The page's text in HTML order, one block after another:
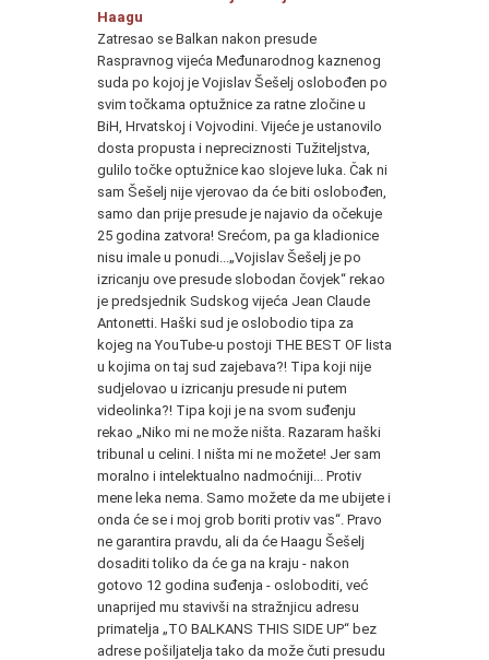
Haagu
Zatresao se Balkan nakon presude
Raspravnog vijeća Međunarodnog kaznenog
suda po kojoj je Vojislav Šešelj oslobođen po
svim točkama optužnice za ratne zločine u
BiH, Hrvatskoj i Vojvodini. Vijeće je ustanovilo
dosta propusta i nepreciznosti Tužiteljstva,
gulilo točke optužnice kao slojeve luka. Čak ni
sam Šešelj nije vjerovao da će biti oslobođen,
samo dan prije presude je najavio da očekuje
25 godina zatvora! Srećom, pa ga kladionice
nisu imale u ponudi...„Vojislav Šešelj je po
izricanju ove presude slobodan čovjek“ rekao
je predsjednik Sudskog vijeća Jean Claude
Antonetti. Haški sud je oslobodio tipa za
kojeg na YouTube-u postoji THE BEST OF lista
u kojima on taj sud zajebava?! Tipa koji nije
sudjelovao u izricanju presude ni putem
videolinka?! Tipa koji je na svom suđenju
rekao „Niko mi ne može ništa. Razaram haški
tribunal u celini. I ništa mi ne možete! Jer sam
moralno i intelektualno nadmoćniji... Protiv
mene leka nema. Samo možete da me ubijete i
onda će se i moj grob boriti protiv vas“. Pravo
ne garantira pravdu, ali da će Haagu Šešelj
dosaditi toliko da će ga na kraju - nakon
gotovo 12 godina suđenja - osloboditi, već
unaprijed mu stavivši na stražnjicu adresu
primatelja „TO BALKANS THIS SIDE UP“ bez
adrese pošiljatelja tako da može čuti presudu